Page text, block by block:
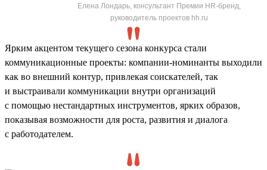
Елена Лондарь, консультант Премии HR-бренд,
руководитель проектов hh.ru
Ярким акцентом текущего сезона конкурса стали
коммуникационные проекты: компании-номинанты выходили
как во внешний контур, привлекая соискателей, так
и выстраивали коммуникации внутри организаций
с помощью нестандартных инструментов, ярких образов,
показывая возможности для роста, развития и диалога
с работодателем.